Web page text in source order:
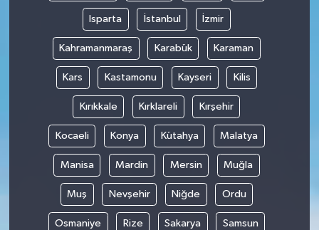
Isparta İstanbul İzmir
Kahramanmaraş Karabük Karaman
Kars Kastamonu Kayseri Kilis
Kırıkkale Kırklareli Kırşehir
Kocaeli Konya Kütahya Malatya
Manisa Mardin Mersin Muğla
Muş Nevşehir Niğde Ordu
Osmaniye Rize Sakarya Samsun